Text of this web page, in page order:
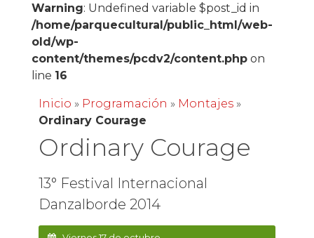
Warning: Undefined variable $post_id in
/home/parquecultural/public_html/web-
old/wp-
content/themes/pcdv2/content.phpon
line 16
Inicio » Programación » Montajes»
Ordinary Courage
Ordinary Courage
13° Festival Internacional
Danzalborde 2014